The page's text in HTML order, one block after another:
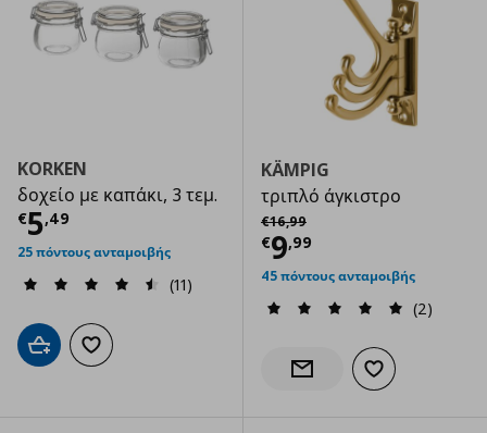
KORKEN
δοχείο με καπάκι, 3 τεμ.
€5,49
Τρέχουσα τιμή € 5,49
25 πόντους ανταμοιβής
(11)
Προσθήκη στο καλάθι
Προσθήκη στα αγαπημένα
KÄMPIG
τριπλό άγκιστρο
€16,99
Αρχική τιμή
€9,99
Τρέχουσα
45 πόντους ανταμοιβής
(2)
Ενημέρωση διαθεσιμότητας
Προσθήκη στα